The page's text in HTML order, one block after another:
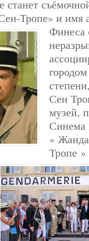
Тропе» и имя
Финеса
Сен
музей,
Синема
«
Тропе